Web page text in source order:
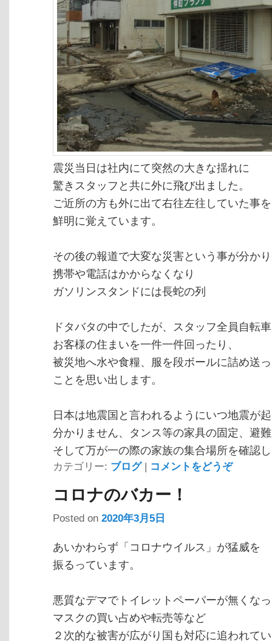
震災当日は社内にて突然の大きな揺れに
驚きスタッフと共に外に飛び出ました。
ご近所の方も外に出て右往左往していた事を
鮮明に覚えています。
その後の報道で大変な災害という事が分か
携帯や電話はかからなくなり
ガソリンスタンドには長蛇の列
ドタバタの中でしたが、スタッフ全員自転
お客様の住まいを一件一件回ったり、
被災地へ水や食糧、服を段ボールに詰め送
ことを思い出します。
日本は地震国と言われるようにいつ地震が
分かりません、タンス等の家具の固定、避
そして万が一の際の家族の集合場所を確認
カテゴリー: ブログ | コメントをどうぞ
コロナのバカー！
Posted on2020年3月5日
あいかわらず「コロナウイルス」が猛威を
振るっています。
悪質なデマでトイレットペーパーが無くな
マスクの買い占めや転売等など
２次的な被害が広がり国も対応に追われて